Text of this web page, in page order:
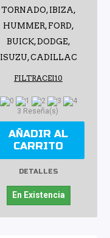
TORNADO, IBIZA,
HUMMER, FORD,
BUICK, DODGE,
ISUZU, CADILLAC
FILTRACEI10
3 Reseña(s)
AÑADIR AL
CARRITO
DETALLES
En Existencia